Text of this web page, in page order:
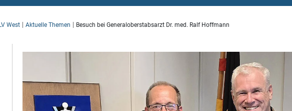
LV West Aktuelle Themen Besuch bei Generaloberstabsarzt Dr. med. Ralf Hoffmann